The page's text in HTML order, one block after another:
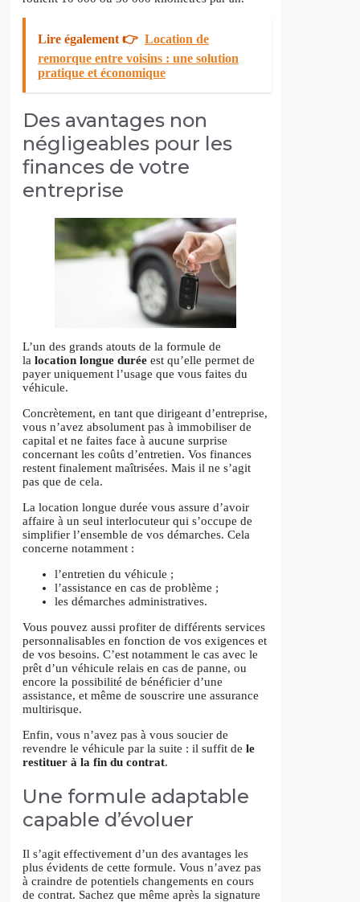
Lire également 👉 Location de
remorque entre voisins : une solution
pratique et économique
Des avantages non
négligeables pour les
finances de votre
entreprise
L’un des grands atouts de la formule de
la location longue durée est qu’elle permet de
payer uniquement l’usage que vous faites du
véhicule.
Concrètement, en tant que dirigeant d’entreprise,
vous n’avez absolument pas à immobiliser de
capital et ne faites face à aucune surprise
concernant les coûts d’entretien. Vos finances
restent finalement maîtrisées. Mais il ne s’agit
pas que de cela.
La location longue durée vous assure d’avoir
affaire à un seul interlocuteur qui s’occupe de
simplifier l’ensemble de vos démarches. Cela
concerne notamment :
l’entretien du véhicule ;
l’assistance en cas de problème ;
les démarches administratives.
Vous pouvez aussi profiter de différents services
personnalisables en fonction de vos exigences et
de vos besoins. C’est notamment le cas avec le
prêt d’un véhicule relais en cas de panne, ou
encore la possibilité de bénéficier d’une
assistance, et même de souscrire une assurance
multirisque.
Enfin, vous n’avez pas à vous soucier de
revendre le véhicule par la suite : il suffit de le
restituer à la fin du contrat.
Une formule adaptable
capable d’évoluer
Il s’agit effectivement d’un des avantages les
plus évidents de cette formule. Vous n’avez pas
à craindre de potentiels changements en cours
de contrat. Sachez que même après la signature